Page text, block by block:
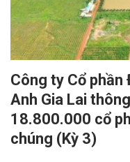
Công ty Cổ phần
Anh Gia Lai
18.800.000 cổ
chúng (Kỳ 3)